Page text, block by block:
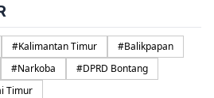
#Kalimantan Timur #Balikpapan
#Narkoba #DPRD Bontang
Timur